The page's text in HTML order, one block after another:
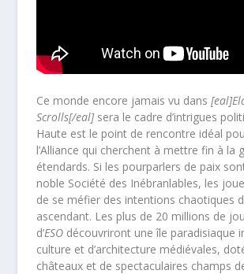
Ce monde encore jamais vu dans
Scrolls[/eal] sera le cadre d’intrigues
Haute est le point de rencontre idéal
l’Alliance qui cherchent à mettre fin à la
étendards. Si les pourparlers de paix
noble Société des Inébranlables, les
de se méfier des intentions chaotiques
ascendant. Les plus de 20 millions de
d’ESO découvriront une île paradisiaque
culture et d’architecture médiévales,
châteaux et de spectaculaires champs